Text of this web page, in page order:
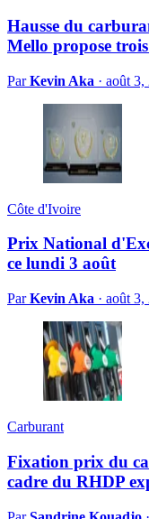
Hausse du
Mello propose
ParKevin Aka · août 3,
Côte d'Ivoire
Prix National
ce lundi 3 août
ParKevin Aka · août 3,
Carburant
Fixation prix du
cadre du RHDP